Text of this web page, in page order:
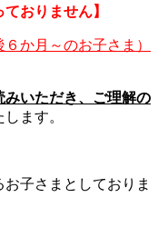
おりません】
か月～のお子さま）
みいただき、ご理解の
ます。
子さまとしておりま